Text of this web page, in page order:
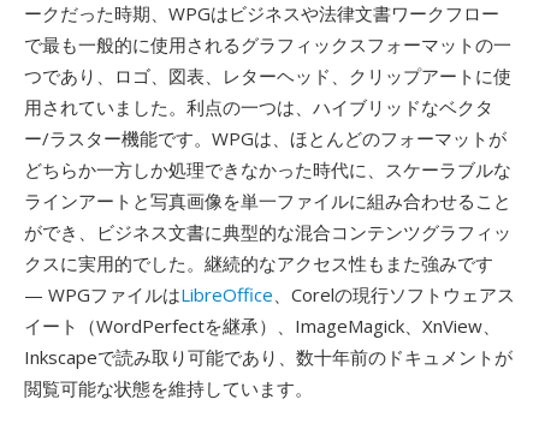
ークだった時期、WPGはビジネスや法律文書ワークフロー
で最も一般的に使用されるグラフィックスフォーマットの一
つであり、ロゴ、図表、レターヘッド、クリップアートに使
用されていました。利点の一つは、ハイブリッドなベクタ
ー/ラスター機能です。WPGは、ほとんどのフォーマットが
どちらか一方しか処理できなかった時代に、スケーラブルな
ラインアートと写真画像を単一ファイルに組み合わせること
ができ、ビジネス文書に典型的な混合コンテンツグラフィッ
クスに実用的でした。継続的なアクセス性もまた強みです
— WPGファイルはLibreOffice、Corelの現行ソフトウェアス
イート（WordPerfectを継承）、ImageMagick、XnView、
Inkscapeで読み取り可能であり、数十年前のドキュメントが
閲覧可能な状態を維持しています。